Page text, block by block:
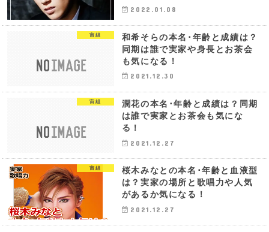
2022.01.08
宙組
和希そらの本名･年齢と成績は？
同期は誰で実家や身長とお茶会
も気になる！
2021.12.30
宙組
潤花の本名･年齢と成績は？同期
は誰で実家とお茶会も気にな
る！
2021.12.27
宙組
桜木みなとの本名･年齢と血液型
は？実家の場所と歌唱力や人気
があるか気になる！
2021.12.27